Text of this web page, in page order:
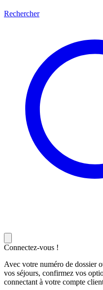
Rechercher
Connectez-vous !
Avec votre numéro de dossier
vos séjours, confirmez vos
connectant à votre compte